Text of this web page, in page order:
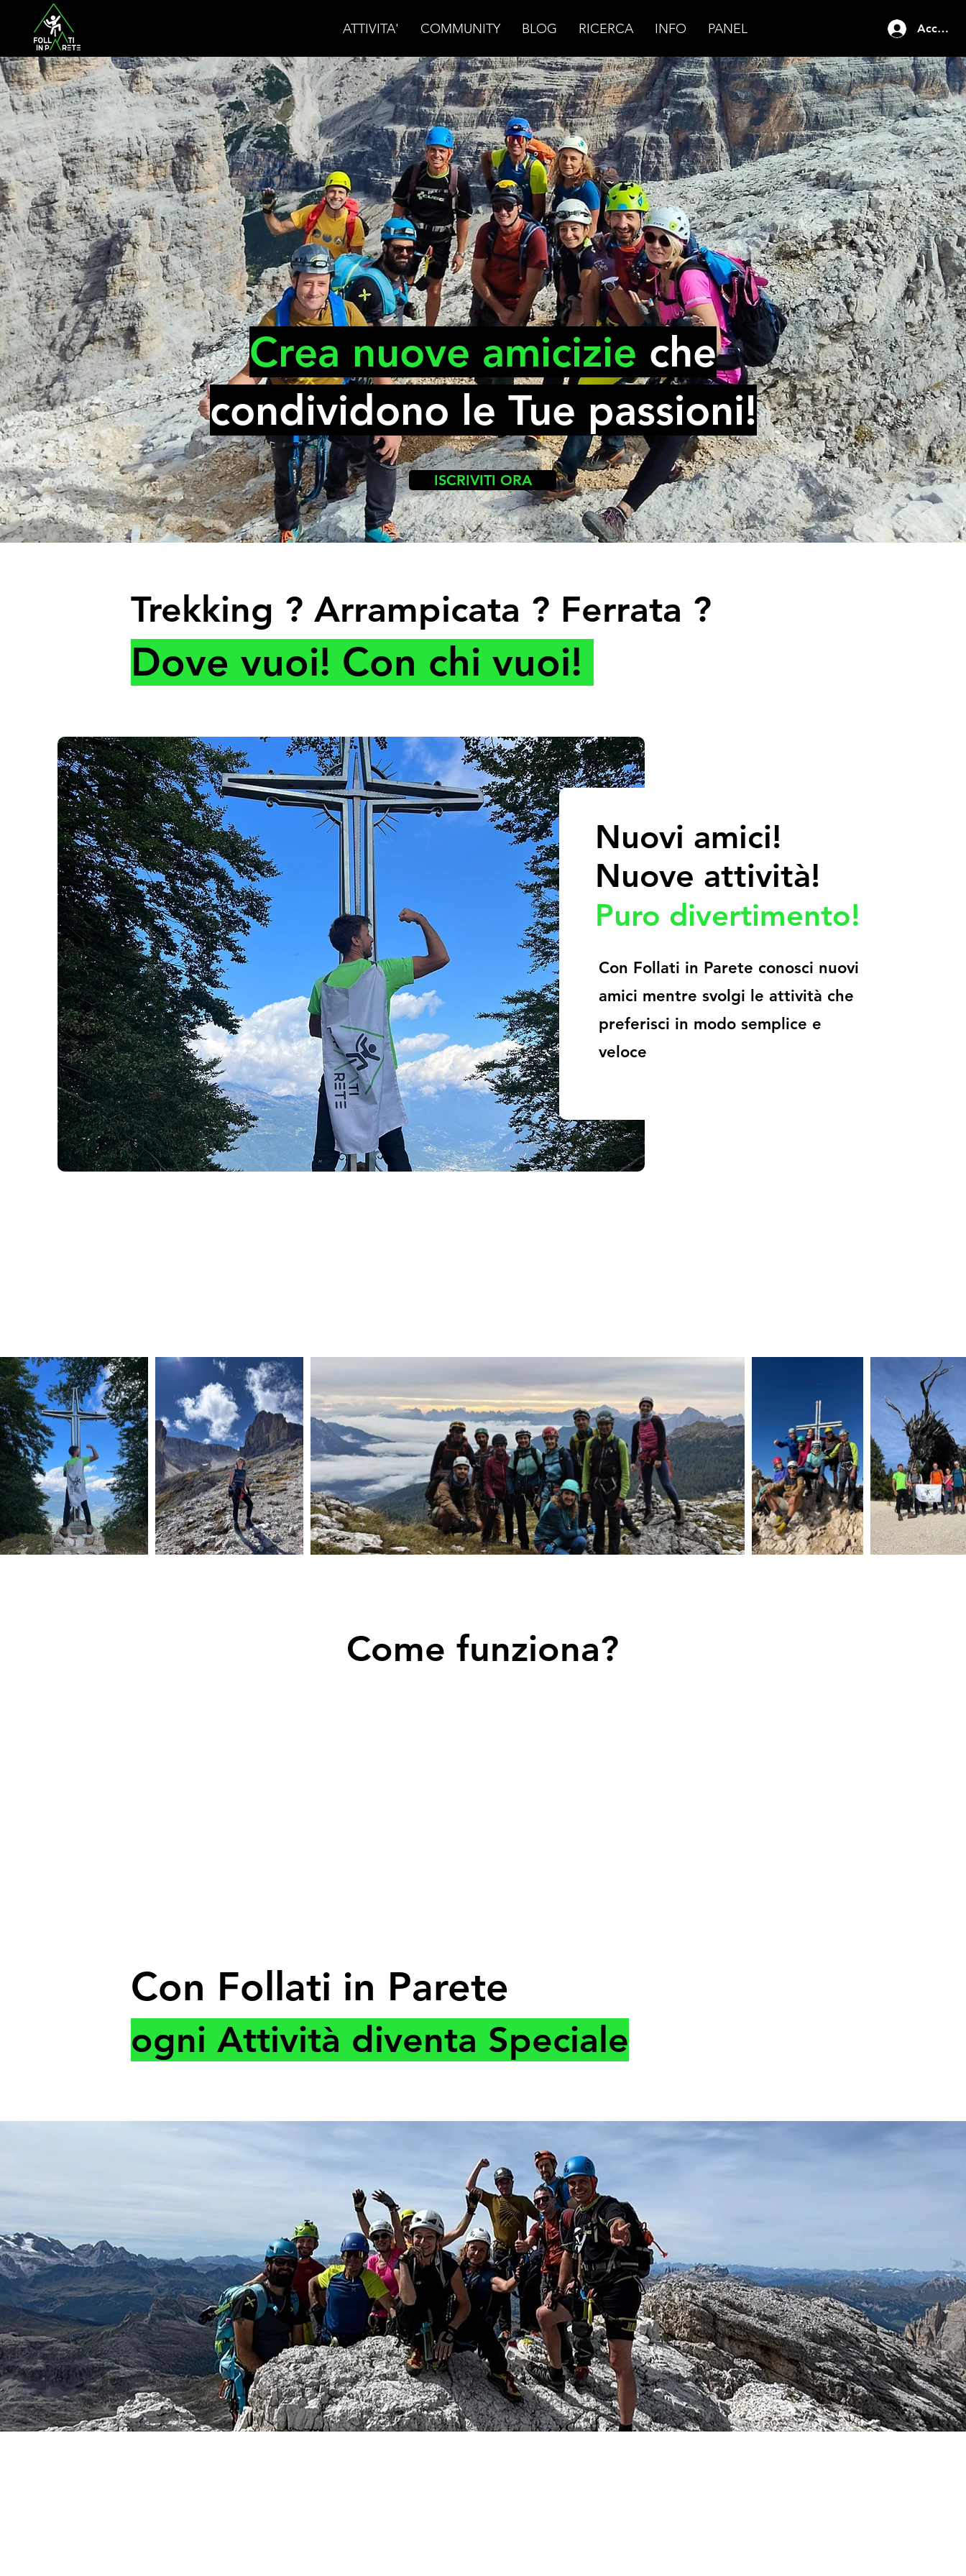
ATTIVITA' COMMUNITY BLOG RICERCA INFO PANEL Accedi
Crea nuove amicizie che
condividono le Tue passioni!
ISCRIVITI ORA
Trekking ? Arrampicata ? Ferrata ?
Dove vuoi! Con chi vuoi!
Nuovi amici!
Nuove attività!
Puro divertimento!
Con Follati in Parete conosci nuovi
amici mentre svolgi le attività che
preferisci in modo semplice e
veloce
Come funziona?
Con Follati in Parete
ogni Attività diventa Speciale